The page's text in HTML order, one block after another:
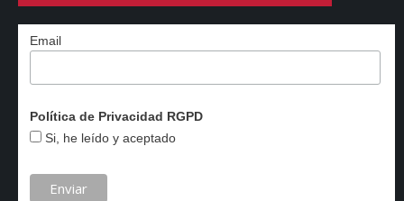
Email
Política de Privacidad RGPD
Si, he leído y aceptado